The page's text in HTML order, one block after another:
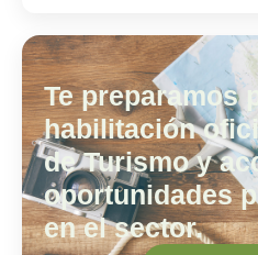
Te preparamos
habilitación
de Turismo y
oportunidades
en el sector.